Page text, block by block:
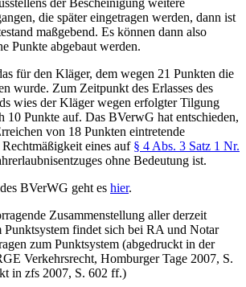
die später eingetragen werden, dann ist
maßgebend. Es können dann also
Punkte abgebaut werden.
für den Kläger, dem wegen 21 Punkten die
wurde. Zum Zeitpunkt des Erlasses des
wies der Kläger wegen erfolgter Tilgung
10 Punkte auf. Das BVerwG hat entschieden,
von 18 Punkten eintretende
eines auf § 4 Abs. 3 Satz 1 Nr.
ohne Bedeutung ist.
BVerWG geht es hier.
Zusammenstellung aller derzeit
Punktsystem findet sich bei RA und Notar
zum Punktsystem (abgedruckt in der
Verkehrsrecht, Homburger Tage 2007, S.
in zfs 2007, S. 602 ff.)